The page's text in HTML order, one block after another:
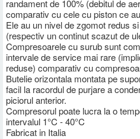
randament de 100% (debitul de
comparativ cu cele cu piston ce
Ele au un nivel de zgomot redus
(respectiv un continut scazut de
Compresoarele cu surub sunt
intervale de service mai rare
reduse) comparativ cu
Butelie orizontala montata pe
facil la racordul de purjare a
piciorul anterior.
Compresorul poate lucra la o
intervalul 1°C - 40°C
Fabricat in Italia